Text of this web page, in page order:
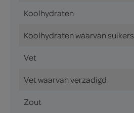
Koolhydraten
Koolhydraten waarvan suikers
Vet
Vet waarvan verzadigd
Zout